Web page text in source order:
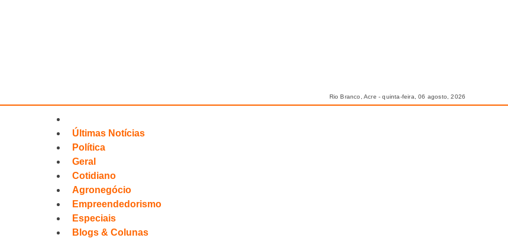
Rio Branco, Acre - quinta-feira, 06 agosto, 2026
Últimas Notícias
Política
Geral
Cotidiano
Agronegócio
Empreendedorismo
Especiais
Blogs & Colunas